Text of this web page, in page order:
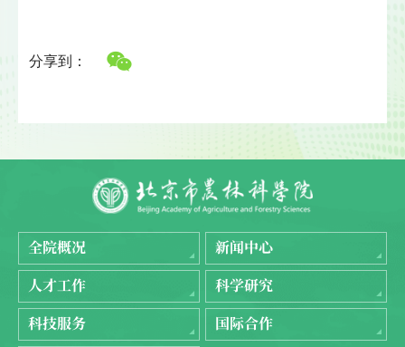
分享到：
全院概况
新闻中心
人才工作
科学研究
科技服务
国际合作